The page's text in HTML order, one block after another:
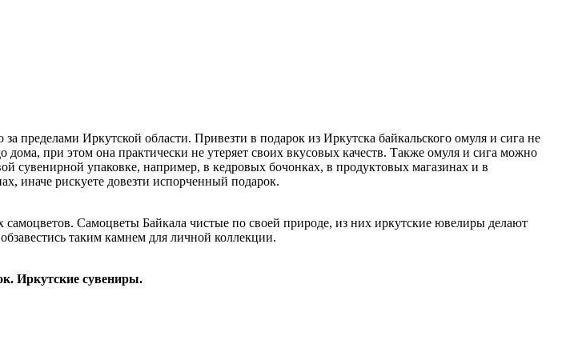
пределами Иркутской области. Привезти в подарок из Иркутска байкальского омуля и сига не
при этом она практически не утеряет своих вкусовых качеств. Также омуля и сига можно
сувенирной упаковке, например, в кедровых бочонках, в продуктовых магазинах и в
иначе рискуете довезти испорченный подарок.
самоцветов. Самоцветы Байкала чистые по своей природе, из них иркутские ювелиры делают
таким камнем для личной коллекции.